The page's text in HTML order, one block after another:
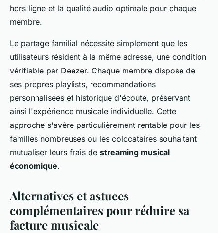
hors ligne et la qualité audio optimale pour chaque
membre.
Le partage familial nécessite simplement que les
utilisateurs résident à la même adresse, une condition
vérifiable par Deezer. Chaque membre dispose de
ses propres playlists, recommandations
personnalisées et historique d'écoute, préservant
ainsi l'expérience musicale individuelle. Cette
approche s'avère particulièrement rentable pour les
familles nombreuses ou les colocataires souhaitant
mutualiser leurs frais de streaming musical
économique.
Alternatives et astuces
complémentaires pour réduire sa
facture musicale